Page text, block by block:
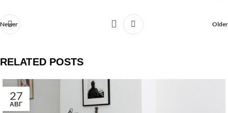
Newer Older
RELATED POSTS
27
АВГ